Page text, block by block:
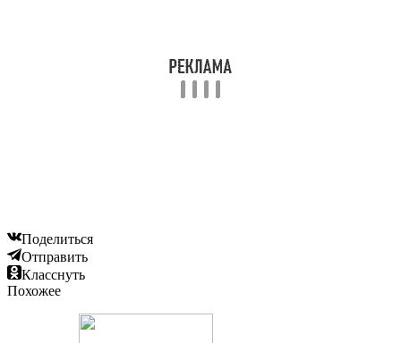
Поделиться
Отправить
Класснуть
Похожее